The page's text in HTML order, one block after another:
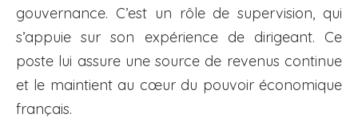
gouvernance. C’est un rôle de supervision, qui
s’appuie sur son expérience de dirigeant. Ce
poste lui assure une source de revenus continue
et le maintient au cœur du pouvoir économique
français.